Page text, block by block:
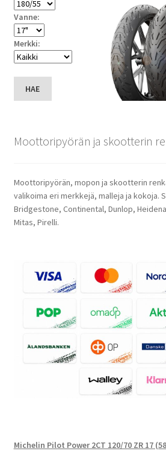
Vanne:
Merkki:
HAE
Moottoripyörän ja skootterin
Moottoripyörän, mopon ja skootterin
valikoima eri merkkejä, malleja ja kokoja.
Bridgestone, Continental, Dunlop,
Mitas, Pirelli.
Michelin Pilot Power 2CT 120/70 ZR 17